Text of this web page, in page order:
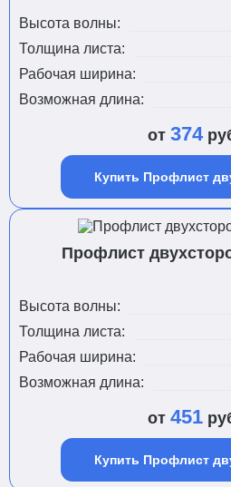
Высота волны:
Толщина листа:
Рабочая ширина:
Возможная длина:
от 374
Купить Профлист
Профлист
Высота волны:
Толщина листа:
Рабочая ширина:
Возможная длина:
от 451
Купить Профлист